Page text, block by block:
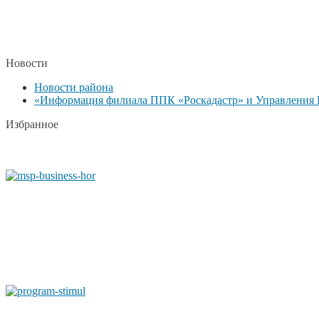
Новости
Новости района
«Информация филиала ППК «Роскадастр» и Управления
Избранное